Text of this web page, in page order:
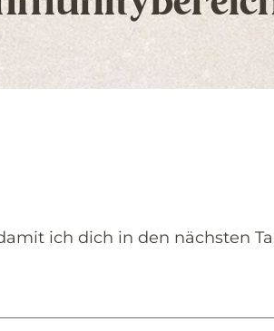
ich dich in den nächsten